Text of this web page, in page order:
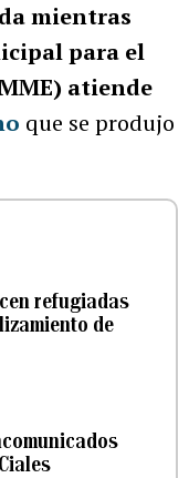
mientras
para el
atiende
que se produjo
refugiadas
de